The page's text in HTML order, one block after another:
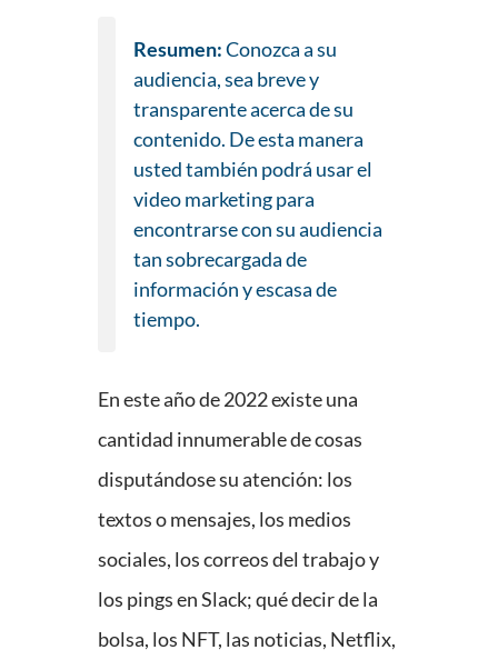
Resumen:Conozca a su
audiencia, sea breve y
transparente acerca de su
contenido. De esta manera
usted también podrá usar el
video marketing para
encontrarse con su audiencia
tan sobrecargada de
información y escasa de
tiempo.
En este año de 2022 existe una
cantidad innumerable de cosas
disputándose su atención: los
textos o mensajes, los medios
sociales, los correos del trabajo y
los pings en Slack; qué decir de la
bolsa, los NFT, las noticias, Netflix,